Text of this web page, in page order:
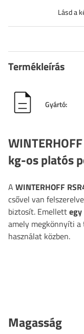
Lásd a
Termékleírás
Gyártó:
kg-os platós
A WINTERHOFF
csővel van
biztosít. Emellett
amely megkönnyíti a
használat közben.
Magasság